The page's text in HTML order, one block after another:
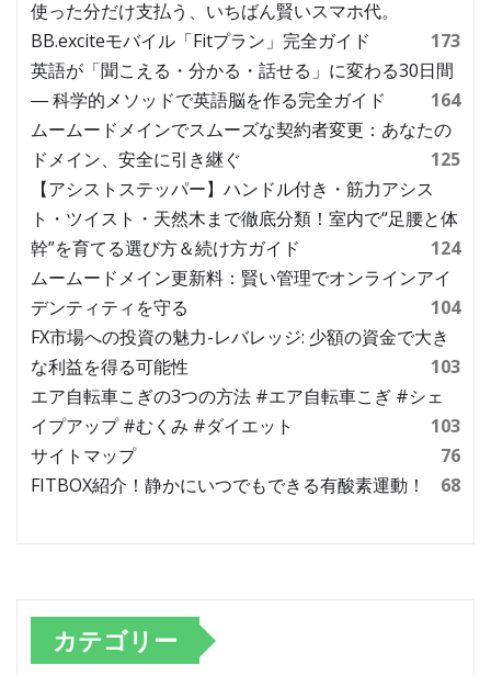
使った分だけ支払う、いちばん賢いスマホ代。
BB.exciteモバイル「Fitプラン」完全ガイド
173
英語が「聞こえる・分かる・話せる」に変わる30日間
― 科学的メソッドで英語脳を作る完全ガイド
164
ムームードメインでスムーズな契約者変更：あなたの
ドメイン、安全に引き継ぐ
125
【アシストステッパー】ハンドル付き・筋力アシス
ト・ツイスト・天然木まで徹底分類！室内で“足腰と体
幹”を育てる選び方＆続け方ガイド
124
ムームードメイン更新料：賢い管理でオンラインアイ
デンティティを守る
104
FX市場への投資の魅力-レバレッジ: 少額の資金で大き
な利益を得る可能性
103
エア自転車こぎの3つの方法 #エア自転車こぎ #シェ
イプアップ #むくみ #ダイエット
103
サイトマップ
76
FITBOX紹介！静かにいつでもできる有酸素運動！
68
カテゴリー